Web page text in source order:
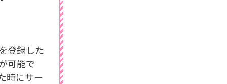
登録した
可能で
時にサー